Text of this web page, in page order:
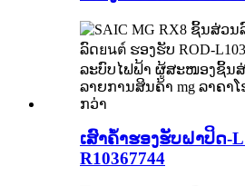
ເສົາຄ້ຳຮອງຮັບຝາປິດ-
R10367744